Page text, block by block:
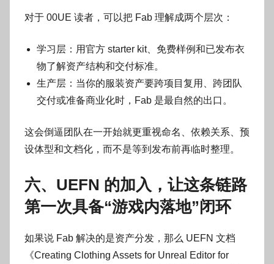
对于 00UE 读者，可以把 Fab 理解成两个层次：
学习层：用官方 starter kit、免费样例和已发布衣
物了解资产结构和交付标准。
生产层：当你的服装资产要跨项目复用、跨团队
交付或准备商业化时，Fab 是最自然的出口。
这会倒逼团队在一开始就更重视命名、依赖关系、预
设体型和文档化，而不是等到发布前再临时整理。
六、UEFN 的加入，让这条链路
第一次具备“游戏内落地”闭环
如果说 Fab 解决的是资产分发，那么 UEFN 文档
《Creating Clothing Assets for Unreal Editor for